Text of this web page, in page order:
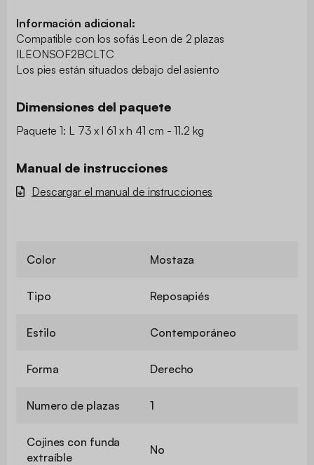
Información adicional:
Compatible con los sofás Leon de 2 plazas
ILEONSOF2BCLTC
Los pies están situados debajo del asiento
Dimensiones del paquete
Paquete 1: L 73 x l 61 x h 41 cm - 11.2 kg
Manual de instrucciones
Descargar el manual de instrucciones
Color Mostaza
Tipo Reposapiés
Estilo Contemporáneo
Forma Derecho
Numero de plazas 1
Cojines con funda
extraíble
No